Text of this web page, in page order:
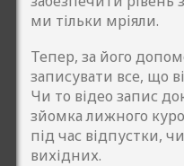
ми тільки мріяли.
Тепер, за його
записувати все, що
Чи то відео запис
зйомка лижного
під час відпустки,
вихідних.